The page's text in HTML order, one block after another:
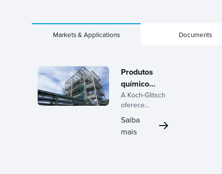
Markets & Applications Documents
Produtos
químicos
especiais
A Koch-Glitsch
oferece
soluções
avançadas de
transferência
Saiba
mais